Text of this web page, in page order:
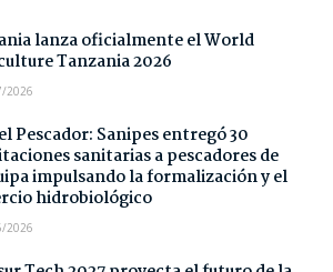
lanza oficialmente el World
Tanzania 2026
2026
Pescador: Sanipes entregó 30
sanitarias a pescadores de
impulsando la formalización y el
hidrobiológico
2026